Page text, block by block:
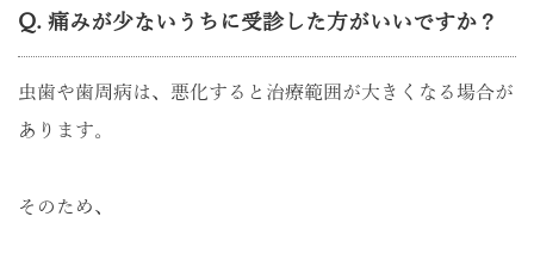
Q. 痛みが少ないうちに受診した方がいいですか？
虫歯や歯周病は、悪化すると治療範囲が大きくなる場合が
あります。
そのため、